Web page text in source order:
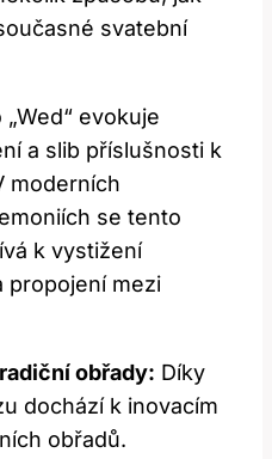
svatební
„Wed“ evokuje
a slib příslušnosti k
moderních
se tento
k vystižení
propojení mezi
obřady: Díky
dochází k inovacím
obřadů.